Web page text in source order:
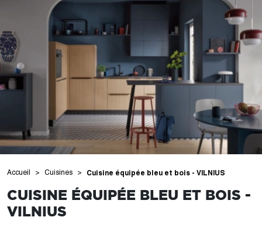
Accueil Cuisines Cuisine équipée bleu et bois - VILNIUS
CUISINE ÉQUIPÉE BLEU ET BOIS -
VILNIUS